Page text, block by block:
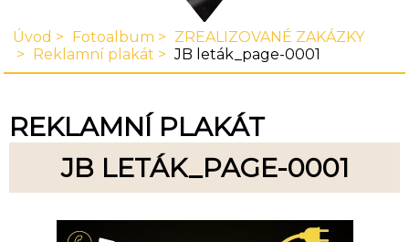
Úvod Fotoalbum
ZREALIZOVANÉ ZAKÁZKY
Reklamní plakát
JB leták_page-0001
REKLAMNÍ PLAKÁT
JB LETÁK_PAGE-0001